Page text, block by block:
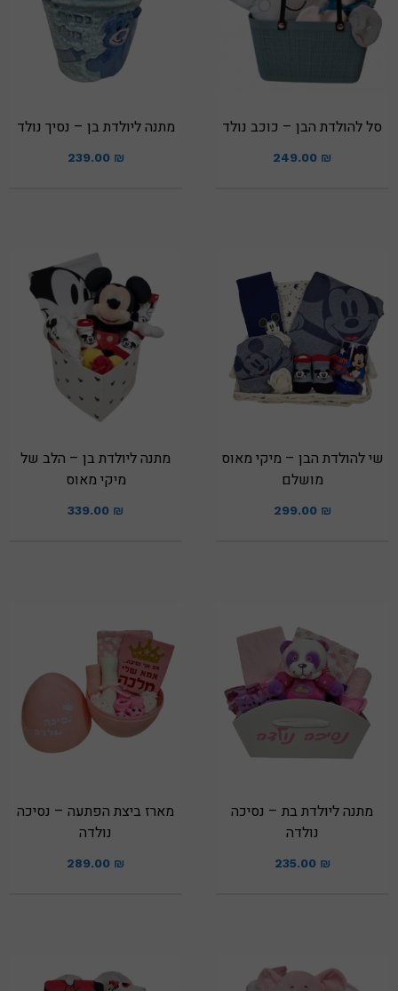
סל להולדת הבן – כוכב נולד
249.00 ₪
מתנה ליולדת בן – נסיך נולד
239.00 ₪
שי להולדת הבן – מיקי מאוס
מושלם
299.00 ₪
מתנה ליולדת בן – הלב של
מיקי מאוס
339.00 ₪
מתנה ליולדת בת – נסיכה
נולדה
235.00 ₪
מארז ביצת הפתעה – נסיכה
נולדה
289.00 ₪